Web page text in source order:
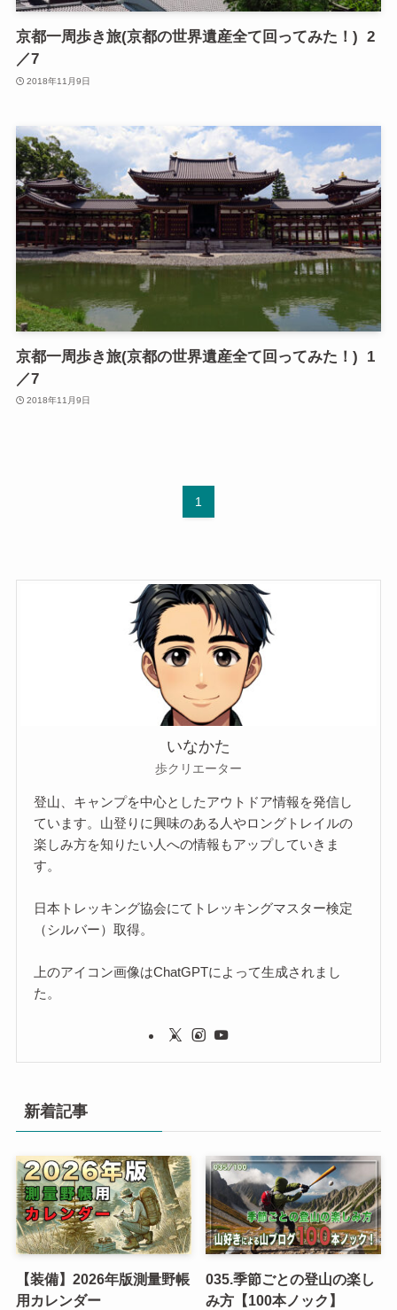
京都一周歩き旅(京都の世界遺産全て回ってみた！) 2
／7
2018年11月9日
京都一周歩き旅(京都の世界遺産全て回ってみた！) 1
／7
2018年11月9日
1
いなかた
歩クリエーター
登山、キャンプを中心としたアウトドア情報を発信し
ています。山登りに興味のある人やロングトレイルの
楽しみ方を知りたい人への情報もアップしていきま
す。
日本トレッキング協会にてトレッキングマスター検定
（シルバー）取得。
上のアイコン画像はChatGPTによって生成されまし
た。
新着記事
【装備】2026年版測量野帳
用カレンダー
035.季節ごとの登山の楽し
み方【100本ノック】